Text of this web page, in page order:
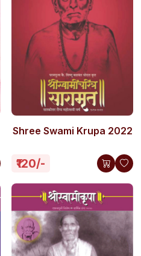
Shree Swami Krupa 2022
₹120/-